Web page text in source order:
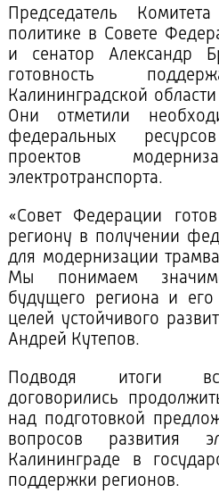
Председатель
политике в Совете
и сенатор Александр
готовность
Калининградской
Они отметили
федеральных
проектов
электротранспорта.
«Совет Федерации
региону в получении
для модернизации
Мы понимаем
будущего региона и
целей устойчивого
Андрей Кутепов.
Подводя итоги
договорились
над подготовкой
вопросов развития
Калининграде в
поддержки регионов.